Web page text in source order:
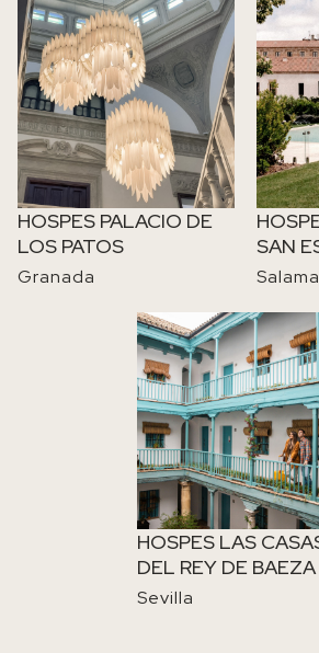
IMAGE
HOSPES PALACIO DE
LOS PATOS
Granada
SAN
IMAGE
HOSPES LAS
DEL REY DE BAEZA
Sevilla